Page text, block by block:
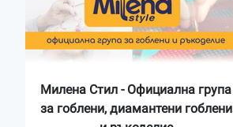
Милена Стил - Официална група
за гоблени, диамантени гоблени